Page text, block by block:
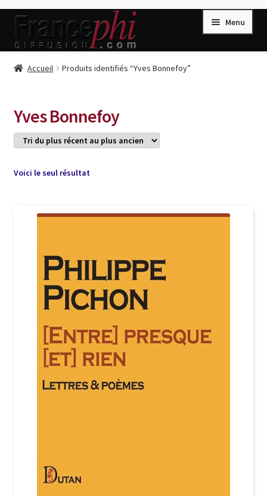
Aller
la
Aller
contenu
Menu
Accueil
Conditions de Vente
Connection
Listes d’Envies
Livres de Philippe Randa
Login Customizer
Newsletter
Nous Contacter
Panier
Politique de confidentialité et cookies
Qui sommes-nous ?
Accueil Produits identifiés “Yves Bonnefoy”
Yves Bonnefoy
Voici le seul résultat